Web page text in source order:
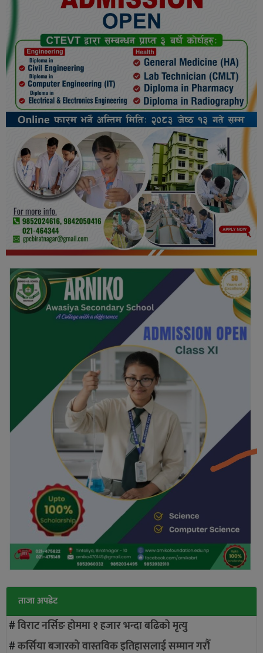
ताजा अपडेट
#विराट नर्सिङ हाेममा १ हजार भन्दा बढिकाे मृत्यु
#कर्सिया बजारको वास्तविक इतिहासलाई सम्मान गरौँ